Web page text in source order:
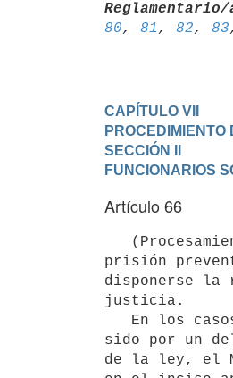
80, 81 , 82, 83
CAPÍTULO VII
SECCIÓN II
FUNCIONARIOS
Artículo 66
prisión
disponerse la
justicia.
sido por un
de la ley, el